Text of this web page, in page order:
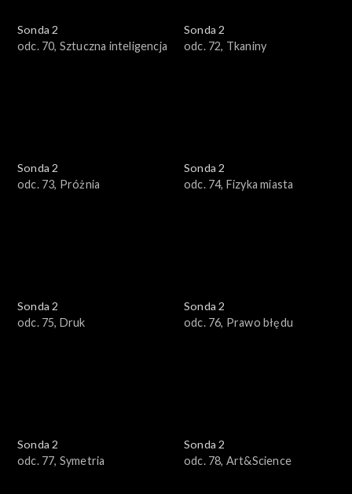
Sonda 2
odc. 70, Sztuczna inteligencja
Sonda 2
odc. 72, Tkaniny
Sonda 2
odc. 73, Próżnia
Sonda 2
odc. 74, Fizyka miasta
Sonda 2
odc. 75, Druk
Sonda 2
odc. 76, Prawo błędu
Sonda 2
odc. 77, Symetria
Sonda 2
odc. 78, Art&Science